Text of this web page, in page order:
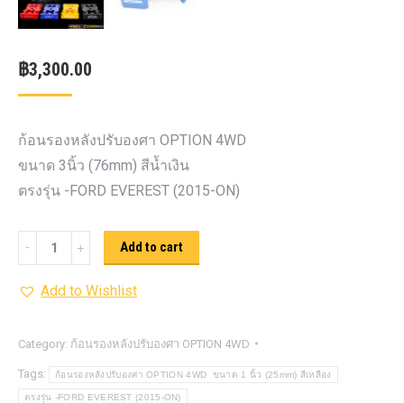
฿3,300.00
ก้อนรองหลังปรับองศา OPTION 4WD
ขนาด 3นิ้ว (76mm) สีน้ำเงิน
ตรงรุ่น -FORD EVEREST (2015-ON)
รอง
หลัง
องศา
OPTION
4WD ขนาด
Add to cart
Add to Wishlist
Category: ก้อนรองหลังปรับองศา OPTION 4WD
Tags: ก้อนรองหลังปรับองศา OPTION 4WD ขนาด 1 นิ้ว (25mm) สีเหลือง
ตรงรุ่น -FORD EVEREST (2015-ON)